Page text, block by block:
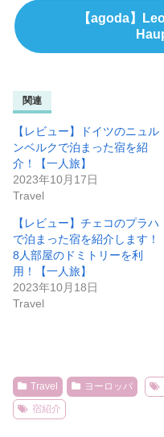
【agoda】
関連
【レビュー】ドイツのニュル
ンベルクで泊まった宿を紹
介！【一人旅】
2023年10月17日
Travel
【レビュー】チェコのプラハ
で泊まった宿を紹介します！
8人部屋のドミトリーを利
用！【一人旅】
2023年10月18日
Travel
Travel ヨーロッパ
宿紹介